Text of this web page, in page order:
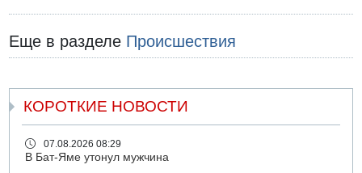
Еще в разделе Происшествия
КОРОТКИЕ НОВОСТИ
07.08.2026 08:29
В Бат-Яме утонул мужчина